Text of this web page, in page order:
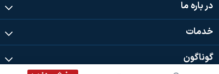
در باره ما
خدمات
گوناگون